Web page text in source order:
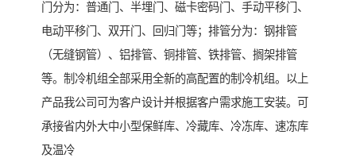
门分为：普通门、半埋门、磁卡密码门、手动平移门、
电动平移门、双开门、回归门等；排管分为：钢排管
（无缝钢管）、铝排管、铜排管、铁排管、搁架排管
等。制冷机组全部采用全新的高配置的制冷机组。以上
产品我公司可为客户设计并根据客户需求施工安装。可
承接省内外大中小型保鲜库、冷藏库、冷冻库、速冻库
及温冷